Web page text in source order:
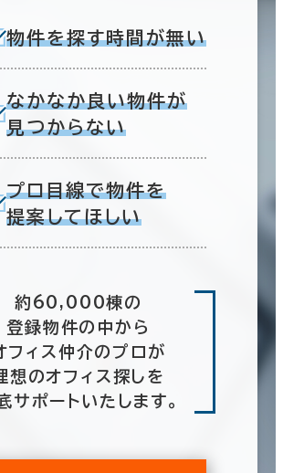
物件を探す時間が無い
なかなか良い物件が
見つからない
プロ目線で物件を
提案してほしい
約60,000棟の
登録物件の中から
フィス仲介のプロが
想のオフィス探しを
サポートいたします。